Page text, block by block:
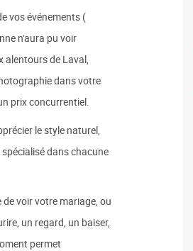
vos événements (
n'aura pu voir
alentours de Laval,
dans votre
prix concurrentiel.
le style naturel,
dans chacune
voir votre mariage, ou
un regard, un baiser,
permet